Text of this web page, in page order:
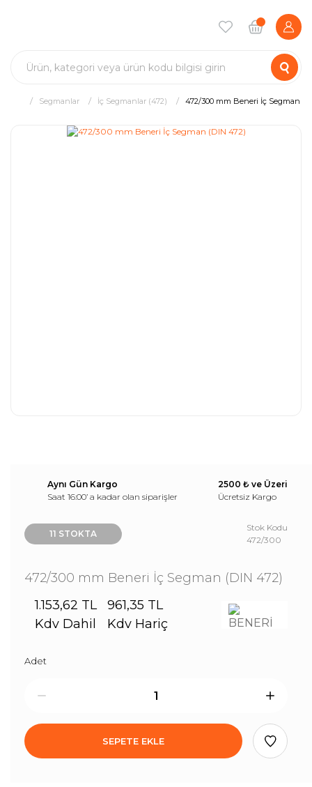
Segmanlar İç Segmanlar (472) 472/300 mm Beneri İç Segman
Aynı Gün Kargo
Saat 16:00’ a kadar olan siparişler
2500 ₺ ve Üzeri
Ücretsiz Kargo
11 STOKTA
Stok Kodu
472/300
472/300 mm Beneri İç Segman (DIN 472)
1.153,62 TL
Kdv Dahil
961,35 TL
Kdv Hariç
Adet
SEPETE EKLE